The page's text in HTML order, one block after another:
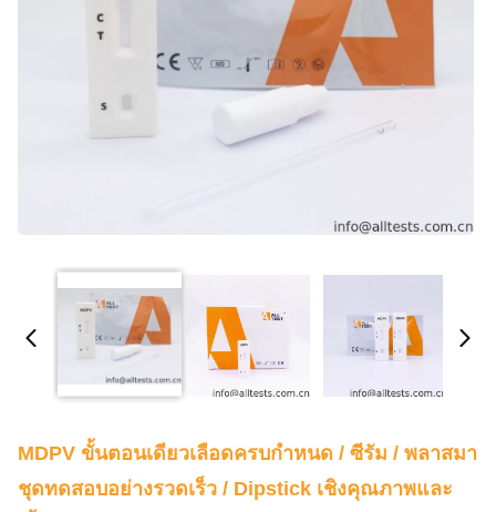
MDPV ขั้นตอนเดียวเลือดครบกำหนด / ซีรัม / พลาสมา
ชุดทดสอบอย่างรวดเร็ว / Dipstick เชิงคุณภาพและ